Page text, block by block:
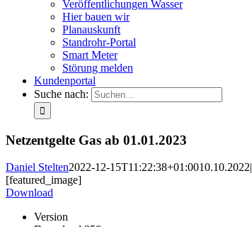
Veröffentlichungen Wasser
Hier bauen wir
Planauskunft
Standrohr-Portal
Smart Meter
Störung melden
Kundenportal
Suche nach:
Netzentgelte Gas ab 01.01.2023
Daniel Stelten2022-12-15T11:22:38+01:0010.10.2022|
[featured_image]
Download
Version